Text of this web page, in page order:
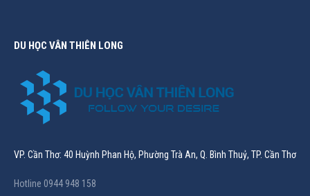
DU HỌC VÂN THIÊN LONG
VP. Cần Thơ: 40 Huỳnh Phan Hộ, Phường Trà An, Q. Bình Thuỷ, TP. Cần Thơ
Hotline 0944 948 158